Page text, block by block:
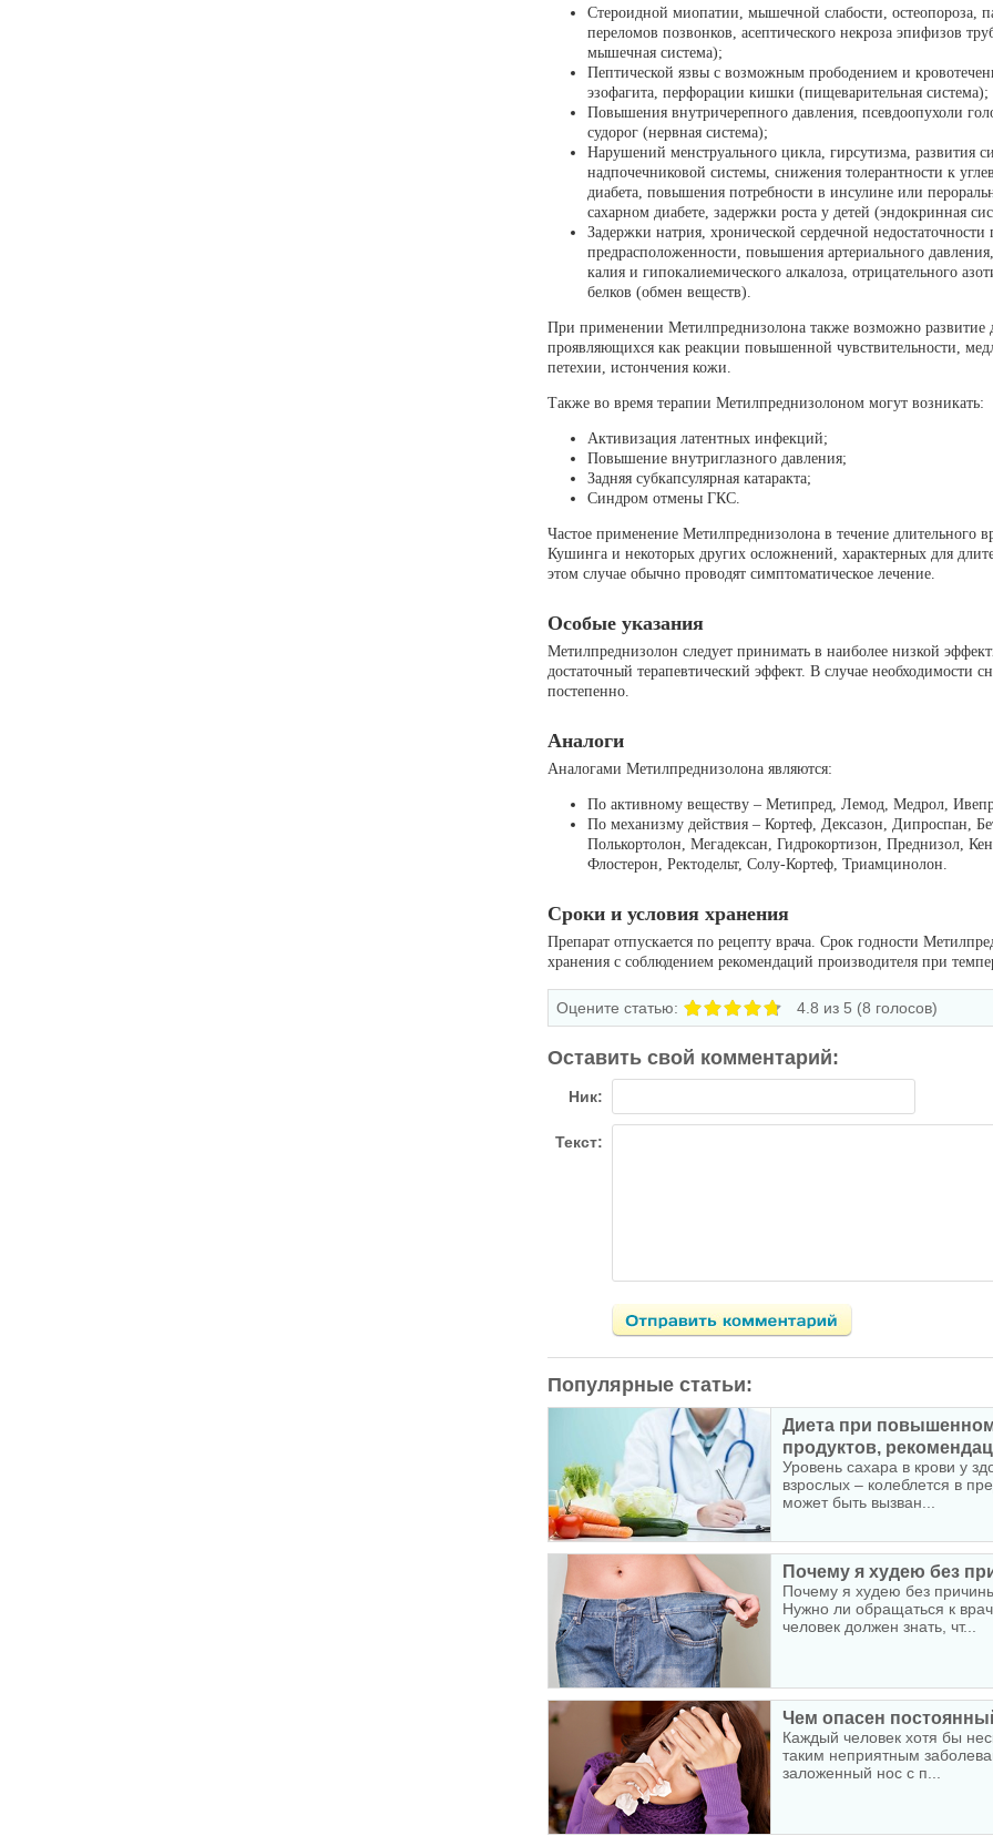
Стероидной миопатии, мышечной слабости, остеопороза,
переломов позвонков, асептического некроза эпифизов
мышечная система);
Пептической язвы с возможным прободением и
эзофагита, перфорации кишки (пищеварительная система);
Повышения внутричерепного давления, псевдоопухоли
судорог (нервная система);
Нарушений менструального цикла, гирсутизма, развития
надпочечниковой системы, снижения толерантности к
диабета, повышения потребности в инсулине или
сахарном диабете, задержки роста у детей (эндокринная
Задержки натрия, хронической сердечной
предрасположенности, повышения артериального
калия и гипокалиемического алкалоза, отрицательного
белков (обмен веществ).
При применении Метилпреднизолона также возможно развитие
проявляющихся как реакции повышенной чувствительности,
петехии, истончения кожи.
Также во время терапии Метилпреднизолоном могут возникать:
Активизация латентных инфекций;
Повышение внутриглазного давления;
Задняя субкапсулярная катаракта;
Синдром отмены ГКС.
Частое применение Метилпреднизолона в течение длительного
Кушинга и некоторых других осложнений, характерных для
этом случае обычно проводят симптоматическое лечение.
Особые указания
Метилпреднизолон следует принимать в наиболее низкой
достаточный терапевтический эффект. В случае необходимости
постепенно.
Аналоги
Аналогами Метилпреднизолона являются:
По активному веществу – Метипред, Лемод, Медрол,
По механизму действия – Кортеф, Дексазон, Дипроспан,
Полькортолон, Мегадексан, Гидрокортизон, Преднизол,
Флостерон, Ректодельт, Солу-Кортеф, Триамцинолон.
Сроки и условия хранения
Препарат отпускается по рецепту врача. Срок годности
хранения с соблюдением рекомендаций производителя при
Оцените статью: 4.8 из 5 (8 голосов)
Оставить свой комментарий:
Ник:
Текст:
Популярные статьи:
Диета при
продуктов,
Уровень сахара в крови у
взрослых – колеблется в
может быть вызван...
Почему я худею без
Почему я худею без
Нужно ли обращаться к
человек должен знать, чт...
Чем опасен
Каждый человек хотя бы
таким неприятным
заложенный нос с п...